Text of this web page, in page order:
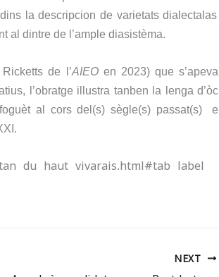
dins ladescripcionde varietats dialectalas
nt al dintre de l’ample diasistèma.
de l’AIEOen 2023) que s’apeva
l’obratge illustra tanben la lenga d’òc
al cors del (s)sègle(s) passat(s)
e
du-haut-vivarais.html#tab-label-
NEXT